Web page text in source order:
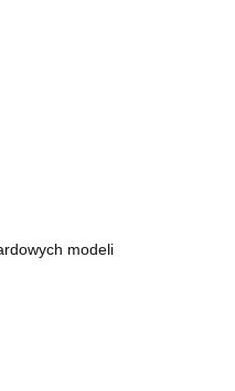
modeli